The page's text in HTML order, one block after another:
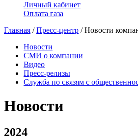
Личный кабинет
Оплата газа
Главная /Пресс-центр / Новости
Новости
СМИ о компании
Видео
Пресс-релизы
Служба по связям с
Новости
2024